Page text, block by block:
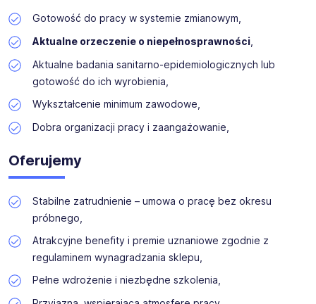
Gotowość do pracy w systemie zmianowym,
Aktualne orzeczenie o niepełnosprawności,
Aktualne badania sanitarno-epidemiologicznych lub
gotowość do ich wyrobienia,
Wykształcenie minimum zawodowe,
Dobra organizacji pracy i zaangażowanie,
Oferujemy
Stabilne zatrudnienie – umowa o pracę bez okresu
próbnego,
Atrakcyjne benefity i premie uznaniowe zgodnie z
regulaminem wynagradzania sklepu,
Pełne wdrożenie i niezbędne szkolenia,